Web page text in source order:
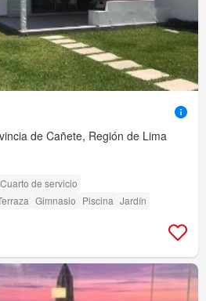
de Cañete, Región de Lima
Cuarto de servicio
Gimnasio Piscina Jardín